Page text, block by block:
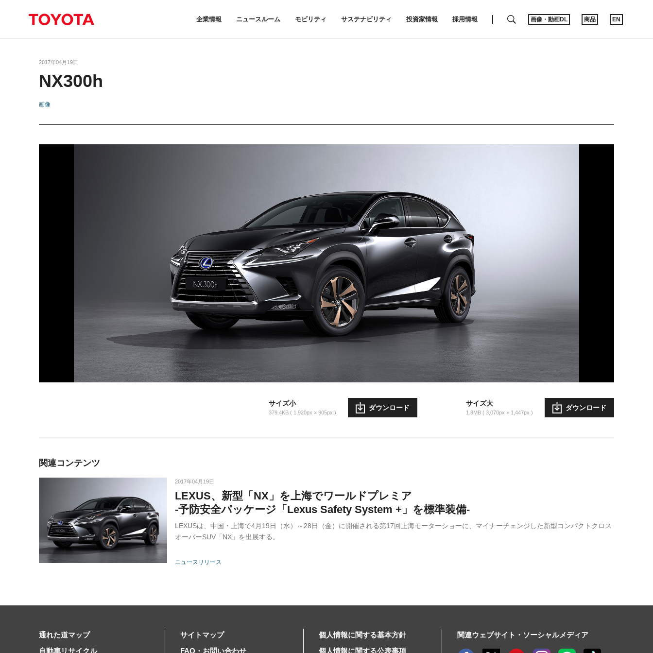
企業情報 ニュースルーム モビリティ サステナビリティ 投資家情報 採用情報 SEARCH画像・動画DL 商品 EN
2017年04月19日
NX300h
画像
サイズ小
379.4KB 1,920px × 905px
ダウンロード
サイズ大
1.8MB 3,070px × 1,447px
ダウンロード
関連コンテンツ
2017年04月19日
LEXUS、新型「NX」を上海でワールドプレミア
-予防安全パッケージ「Lexus Safety System +」を標準装備-
LEXUSは、中国・上海で4月19日（水）～28日（金）に開催される第17回上海モーターショーに、マイナーチェンジした新型コンパクトクロス
オーバーSUV「NX」を出展する。
ニュースリリース
通れた道マップ
自動車リサイクル
サイトマップ
FAQ・お問い合わせ
個人情報に関する基本方針
個人情報に関する公表事項
関連ウェブサイト・ソーシャルメディア